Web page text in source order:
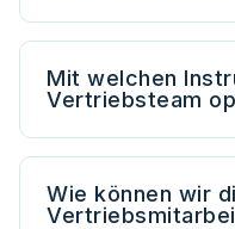
Mit welchen
Vertriebsteam
Wie können wir